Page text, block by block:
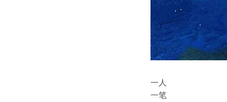
一人
一笔